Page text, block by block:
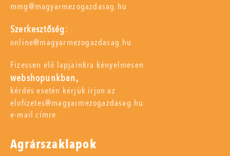
mmg@magyarmezogazdasag.hu
Szerkesztőség:
online@magyarmezogazdasag.hu
Fizessen elő lapjainkra kényelmesen
webshopunkban,
kérdés esetén kérjük írjon az
elofizetes@magyarmezogazdasag.hu
e-mail címre.
Agrárszaklapok